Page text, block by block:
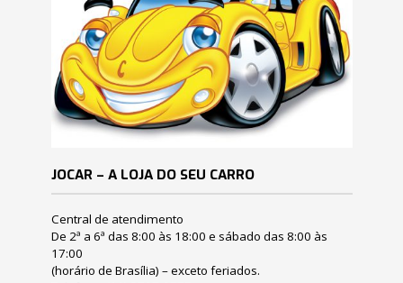
JOCAR – A LOJA DO SEU CARRO
Central de atendimento
De 2ª a 6ª das 8:00 às 18:00 e sábado das 8:00 às
17:00
(horário de Brasília) – exceto feriados.